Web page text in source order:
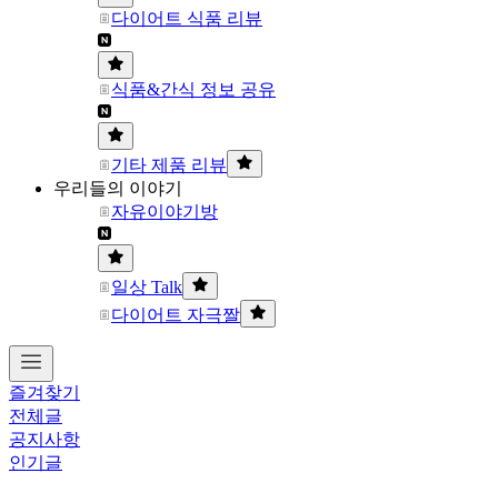
다이어트 식품 리뷰
식품&간식 정보 공유
기타 제품 리뷰
우리들의 이야기
자유이야기방
일상 Talk
다이어트 자극짤
즐겨찾기
전체글
공지사항
인기글